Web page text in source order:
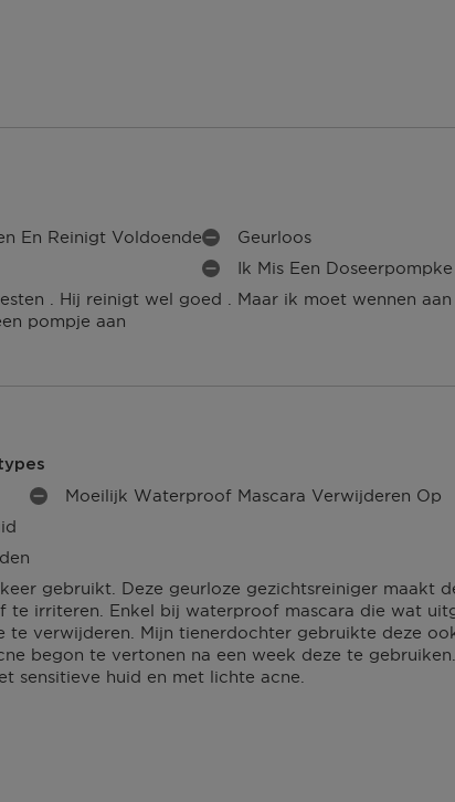
. Hij reinigt wel goed . Maar ik moet wennen
pompje aan
En Reinigt VoldoendeM
I
Geurloos
M
I
N
Ik Mis Een Doseerpompke
gebruikt. Deze geurloze gezichtsreiniger maakt
te irriteren. Enkel bij waterproof mascara die wat
te verwijderen. Mijn tienerdochter gebruikte deze
begon te vertonen na een week deze te
sensitieve huid en met lichte acne.
M
U
N
T
E
N
Moeilijk Waterproof Mascara Verwijderen Op